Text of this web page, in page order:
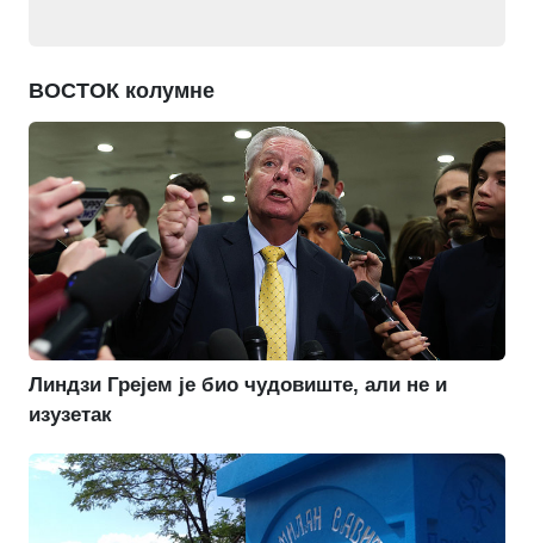
ВОСТОК колумне
Линдзи Грејем је био чудовиште, али не и
изузетак